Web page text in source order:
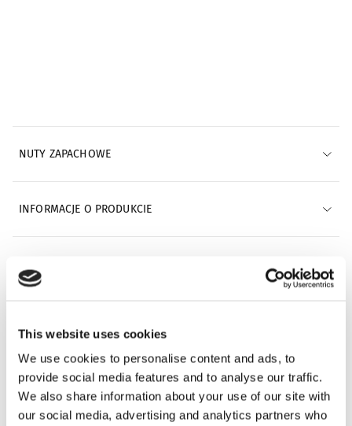
This website uses cookies
We use cookies to personalise content and ads, to
provide social media features and to analyse our traffic.
We also share information about your use of our site with
our social media, advertising and analytics partners who
NUTY ZAPACHOWE
INFORMACJE O PRODUKCIE
OPINIE